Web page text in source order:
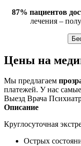
87% пациентов
лечения –
Цены на
Мы предлагаем
платежей. У нас
Выезд Врача
Описание
Круглосуточная
Острых